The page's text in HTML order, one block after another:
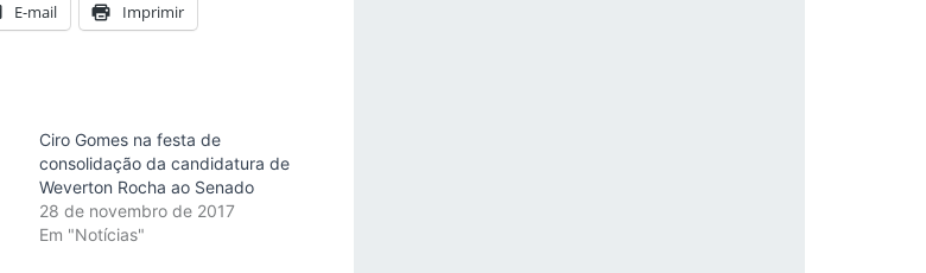
E-mail Imprimir
Ciro Gomes na festa de
consolidação da candidatura de
Weverton Rocha ao Senado
28 de novembro de 2017
Em "Notícias"